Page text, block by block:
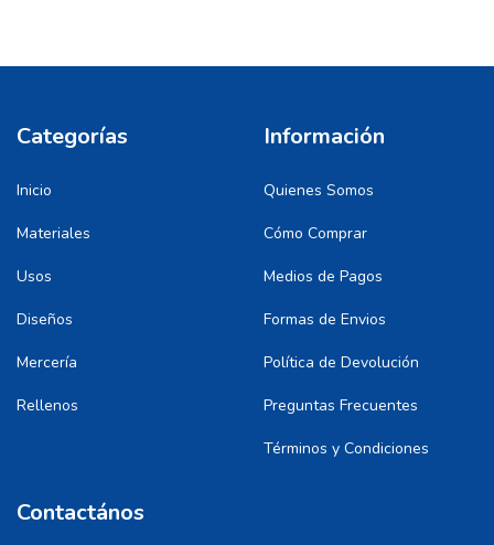
Categorías
Inicio
Materiales
Usos
Diseños
Mercería
Rellenos
Información
Quienes Somos
Cómo Comprar
Medios de Pagos
Formas de Envios
Política de Devolución
Preguntas Frecuentes
Términos y Condiciones
Contactános